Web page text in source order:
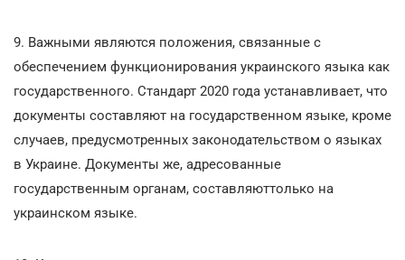
9. Важными являются положения, связанные с
обеспечением функционирования украинского языка как
государственного. Стандарт 2020 года устанавливает, что
документы составляют на государственном языке, кроме
случаев, предусмотренных законодательством о языках
в Украине. Документы же, адресованные
государственным органам, составляюттолько на
украинском языке.